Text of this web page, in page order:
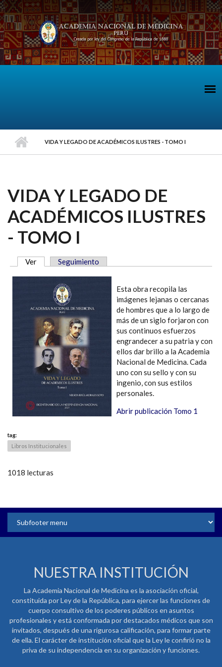
Pasar al contenido principal
VIDA Y LEGADO DE ACADÉMICOS ILUSTRES - TOMO I
VIDA Y LEGADO DE
ACADÉMICOS ILUSTRES
- TOMO I
SOLAPAS PRINCIPALES
Ver (solapa activa)
Seguimiento
Esta obra recopila las
imágenes lejanas o cercanas
de hombres que a lo largo de
más de un siglo forjaron con
sus continuos esfuerzos
engrandecer a su patria y con
ellos dar brillo a la Academia
Nacional de Medicina. Cada
uno con su sello y con su
ingenio, con sus estilos
personales.
Abrir publicación Tomo 1
tag:
Libros Institucionales
1018 lecturas
NUESTRA INSTITUCIÓN
La Academia Nacional de Medicina es la asociación oficial,
constituida por Ley de la República, para ejercer las funciones de
cuerpo consultivo de los poderes públicos en asuntos
profesionales y está conformada por destacados médicos que son
invitados, después de una rigurosa calificación, para formar parte
de ella. El carácter de institución oficial que la Ley le confirió no la
priva de su independencia en su organización y funciones.